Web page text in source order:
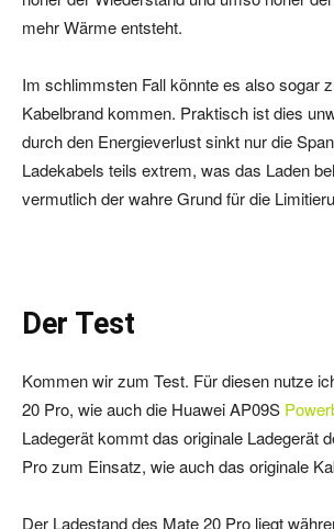
mehr Wärme entsteht.
Im schlimmsten Fall könnte es also sogar
Kabelbrand kommen. Praktisch ist dies
durch den Energieverlust sinkt nur die
Ladekabels teils extrem, was das Laden
vermutlich der wahre Grund für die
Der Test
Kommen wir zum Test. Für diesen nutze
20 Pro, wie auch die Huawei AP09S
Ladegerät kommt das originale Ladegerät
Pro zum Einsatz, wie auch das originale
Der Ladestand des Mate 20 Pro liegt